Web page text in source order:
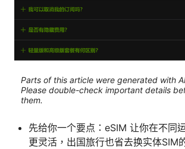
Parts of this article were generated with
Please double-check important details
them.
先给你一个要点：eSIM 让你在不同
更灵活，出国旅行也省去换实体SIM